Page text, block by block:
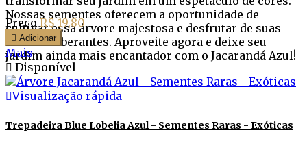
Nossas sementes oferecem a oportunidade de
cultivar essa árvore majestosa e desfrutar de suas
flores exuberantes. Aproveite agora e deixe seu
jardim ainda mais encantador com o Jacarandá Azul!
Preço R$ 19,80
 Adicionar
Mais
 Disponível
Visualização rápida
Trepadeira Blue Lobelia Azul - Sementes Raras - Exóticas